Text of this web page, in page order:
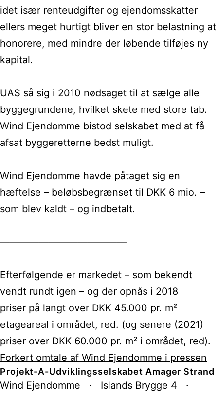
idet især renteudgifter og ejendomsskatter
ellers meget hurtigt bliver en stor belastning at
honorere, med mindre der løbende tilføjes ny
kapital.
UAS så sig i 2010 nødsaget til at sælge alle
byggegrundene, hvilket skete med store tab.
Wind Ejendomme bistod selskabet med at få
afsat byggeretterne bedst muligt.
Wind Ejendomme havde påtaget sig en
hæftelse – beløbsbegrænset til DKK 6 mio. –
som blev kaldt – og indbetalt.
—————————————
Efterfølgende er markedet – som bekendt
vendt rundt igen – og der opnås i 2018
priser på langt over DKK 45.000 pr. m²
etageareal i området, red. (og senere (2021)
priser over DKK 60.000 pr. m² i området, red).
Forkert omtale af Wind Ejendomme i pressen
Projekt-A-Udviklingsselskabet Amager Strand
Wind Ejendomme · Islands Brygge 4 ·